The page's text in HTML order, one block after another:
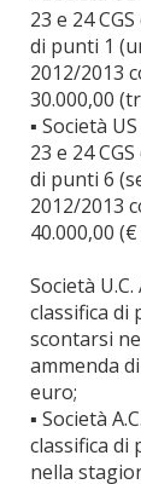
23 e 24
di punti 1
2012/2013
30.000,00
▪ Società
23 e 24
di punti 6
2012/2013
40.000,00
Società
classifica di
scontarsi
ammenda
euro;
▪ Società
classifica di
nella